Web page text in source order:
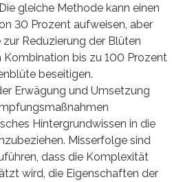
gleiche Methode kann einen
30 Prozent aufweisen, aber
Reduzierung der Blüten
Kombination bis zu 100 Prozent
beseitigen.
Erwägung und Umsetzung
Hintergrundwissen in die
Misserfolge sind
dass die Komplexität
wird, die Eigenschaften der